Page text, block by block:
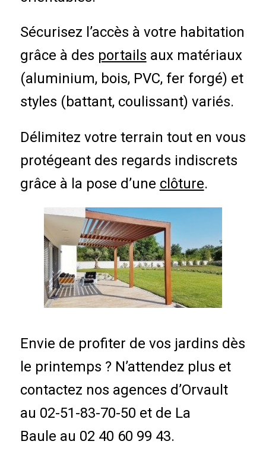
Sécurisez l’accès à votre habitation
grâce à des portails aux matériaux
(aluminium, bois, PVC, fer forgé) et
styles (battant, coulissant) variés.
Délimitez votre terrain tout en vous
protégeant des regards indiscrets
grâce à la pose d’une clôture.
Envie de profiter de vos jardins dès
le printemps ? N’attendez plus et
contactez nos agences d’Orvault
au 02-51-83-70-50 et de La
Baule au 02 40 60 99 43.